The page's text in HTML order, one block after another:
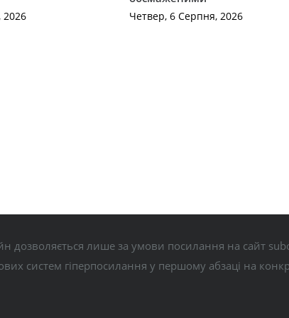
2026 Четвер, 6 Серпня, 2026
дозволяється лише за умови посилання на сайт
систем гіперпосилання у першому абзаці на